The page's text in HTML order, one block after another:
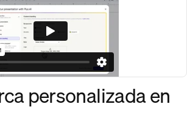
personalizada en